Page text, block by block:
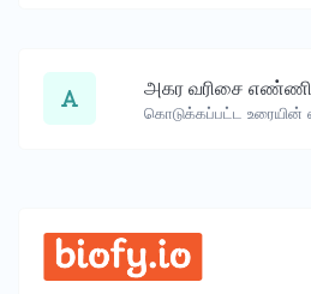
அகர வரிசை எண்ணி